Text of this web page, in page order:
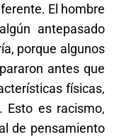
El hombre
antepasado
porque algunos
antes que
físicas,
Esto es racismo,
de pensamiento